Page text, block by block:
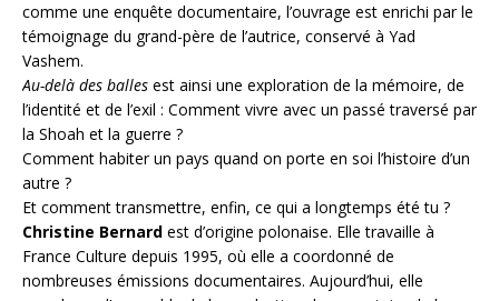
comme une enquête documentaire, l’ouvrage est enrichi par le
témoignage du grand-père de l’autrice, conservé à Yad
Vashem.
Au-delà des balles est ainsi une exploration de la mémoire, de
l’identité et de l’exil : Comment vivre avec un passé traversé par
la Shoah et la guerre ?
Comment habiter un pays quand on porte en soi l’histoire d’un
autre ?
Et comment transmettre, enfin, ce qui a longtemps été tu ?
Christine Bernard est d’origine polonaise. Elle travaille à
France Culture depuis 1995, où elle a coordonné de
nombreuses émissions documentaires. Aujourd’hui, elle